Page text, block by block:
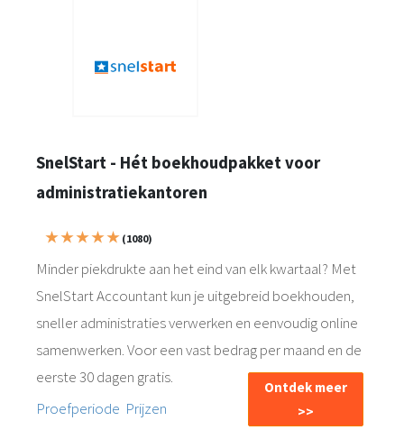
SnelStart - Hét boekhoudpakket voor
administratiekantoren
★ ★ ★ ★ ★ (1080)
Minder piekdrukte aan het eind van elk kwartaal? Met
SnelStart Accountant kun je uitgebreid boekhouden,
sneller administraties verwerken en eenvoudig online
samenwerken. Voor een vast bedrag per maand en de
eerste 30 dagen gratis.
Proefperiode Prijzen
Ontdek meer
>>